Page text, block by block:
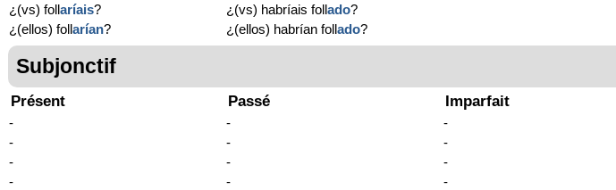
¿(vs) follaríais?
¿(ellos) follarían?
¿(vs) habríais follado?
¿(ellos) habrían follado?
Subjonctif
Présent
-
-
-
-
Passé
-
-
-
-
Imparfait
-
-
-
-